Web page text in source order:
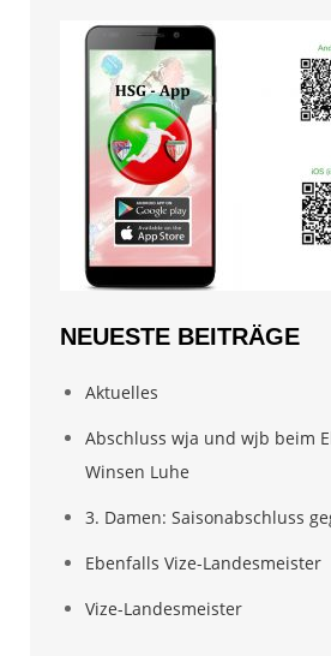
NEUESTE BEITRÄGE
Aktuelles
Abschluss wja und wjb beim
Winsen Luhe
3. Damen: Saisonabschluss
Ebenfalls Vize-Landesmeister
Vize-Landesmeister